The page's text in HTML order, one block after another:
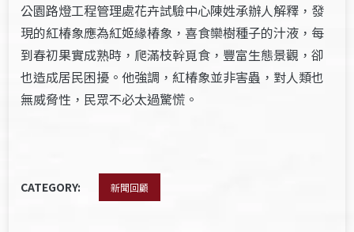
公園路燈工程管理處花卉試驗中心陳姓承辦人解釋，發
現的紅椿象應為紅姬緣椿象，喜食欒樹種子的汁液，每
到春初果實成熟時，爬滿枝幹覓食，豐富生態景觀，卻
也造成居民困擾。他強調，紅椿象並非害蟲，對人類也
無威脅性，民眾不必太過驚慌。
CATEGORY: 新聞回顧